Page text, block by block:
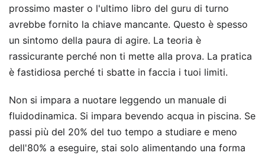
prossimo master o l'ultimo libro del guru di turno
avrebbe fornito la chiave mancante. Questo è spesso
un sintomo della paura di agire. La teoria è
rassicurante perché non ti mette alla prova. La pratica
è fastidiosa perché ti sbatte in faccia i tuoi limiti.
Non si impara a nuotare leggendo un manuale di
fluidodinamica. Si impara bevendo acqua in piscina. Se
passi più del 20% del tuo tempo a studiare e meno
dell'80% a eseguire, stai solo alimentando una forma